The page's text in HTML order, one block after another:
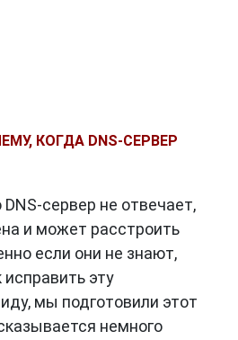
КОГДА DNS-СЕРВЕР
сервер не отвечает,
и может расстроить
если они не знают,
эту
мы подготовили этот
немного